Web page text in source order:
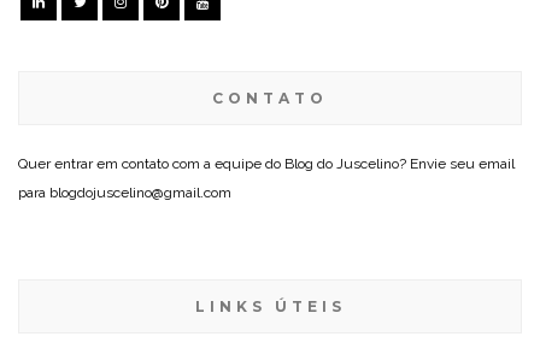
CONTATO
Quer entrar em contato com a equipe do Blog do Juscelino? Envie seu email
para blogdojuscelino@gmail.com
LINKS ÚTEIS